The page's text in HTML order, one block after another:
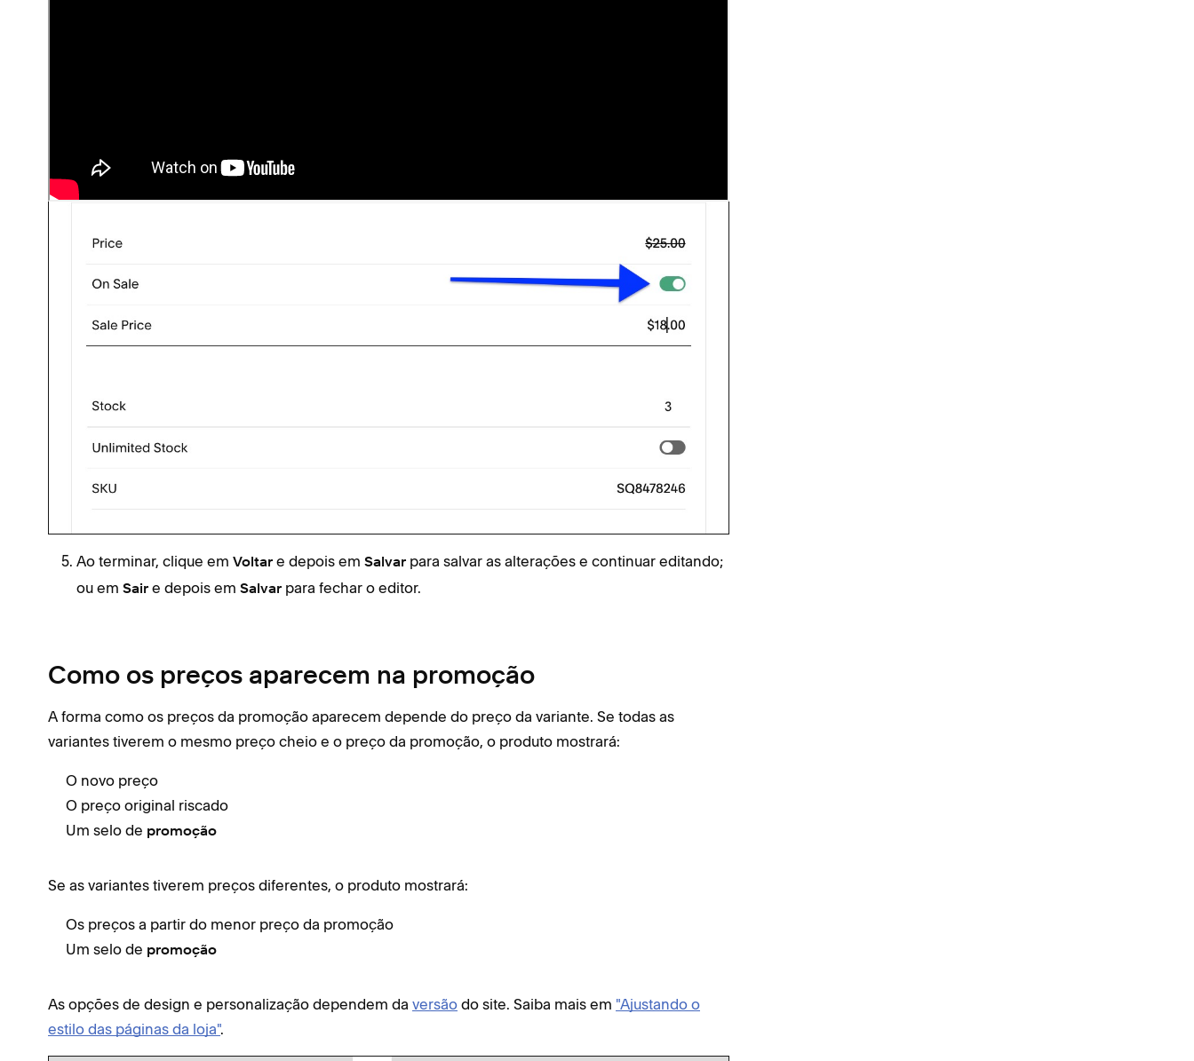
Ao terminar, clique em Voltar e depois em Salvar para salvar as alterações e continuar editando;
ou em Sair e depois em Salvar para fechar o editor.
Como os preços aparecem na promoção
A forma como os preços da promoção aparecem depende do preço da variante. Se todas as
variantes tiverem o mesmo preço cheio e o preço da promoção, o produto mostrará:
O novo preço
O preço original riscado
Um selo de promoção
Se as variantes tiverem preços diferentes, o produto mostrará:
Os preços a partir do menor preço da promoção
Um selo de promoção
As opções de design e personalização dependem da versão do site. Saiba mais em "Ajustando o
estilo das páginas da loja".